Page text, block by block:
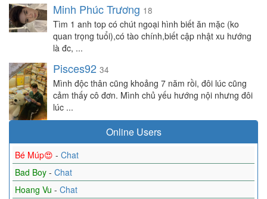
Minh Phúc Trương 18
Tìm 1 anh top có chút ngoại hình biết ăn mặc (ko
quan trọng tuổi),có tào chính,biết cập nhật xu hướng
là đc, ...
Pisces92 34
Mình độc thân cũng khoảng 7 năm rồi, đôi lúc cũng
cảm thấy cô đơn. Mình chủ yếu hướng nội nhưng đôi
lúc ...
Online Users
Bé Múp😍 - Chat
Bad Boy - Chat
Hoang Vu - Chat